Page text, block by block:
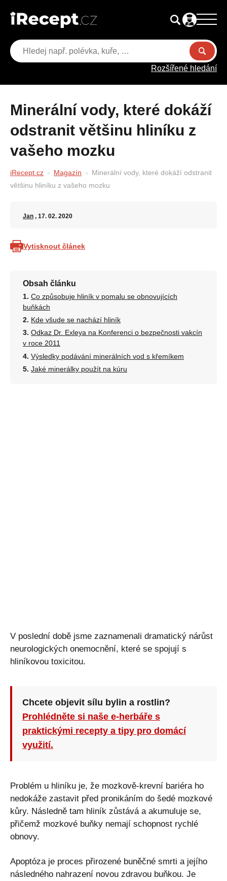
Rozšířené hledání
Minerální vody, které dokáží
odstranit většinu hliníku z
vašeho mozku
iRecept.cz Magazín
Minerální vody, které dokáží odstranit
většinu hliníku z vašeho mozku
Jan , 17. 02. 2020
Vytisknout článek
Obsah článku
Co způsobuje hliník v pomalu se obnovujících
buňkách
Kde všude se nachází hliník
Odkaz Dr. Exleya na Konferenci o bezpečnosti vakcín
v roce 2011
Výsledky podávání minerálních vod s křemíkem
Jaké minerálky použít na kúru
V poslední době jsme zaznamenali dramatický nárůst
neurologických onemocnění, které se spojují s
hliníkovou toxicitou.
Chcete objevit sílu bylin a rostlin?
Prohlédněte si naše e-herbáře s
praktickými recepty a tipy pro domácí
využití.
Problém u hliníku je, že mozkově-krevní bariéra ho
nedokáže zastavit před pronikáním do šedé mozkové
kůry. Následně tam hliník zůstává a akumuluje se,
přičemž mozkové buňky nemají schopnost rychlé
obnovy.
Apoptóza je proces přirozené buněčné smrti a jejího
následného nahrazení novou zdravou buňkou. Je